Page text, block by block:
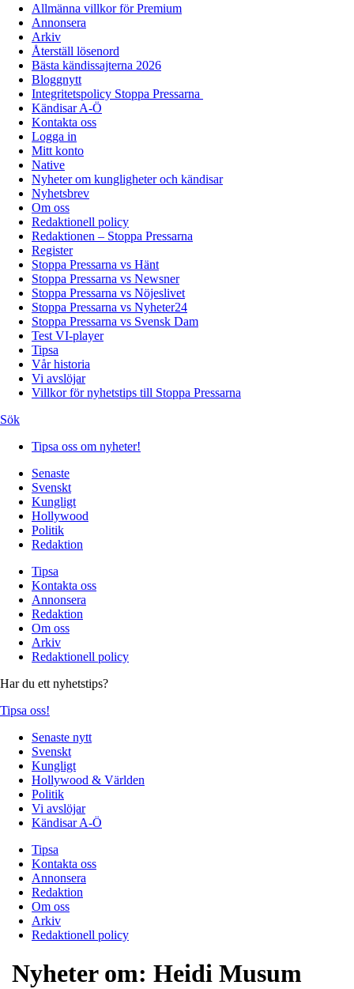
Allmänna villkor för Premium
Annonsera
Arkiv
Återställ lösenord
Bästa kändissajterna 2026
Bloggnytt
Integritetspolicy Stoppa Pressarna
Kändisar A-Ö
Kontakta oss
Logga in
Mitt konto
Native
Nyheter om kungligheter och kändisar
Nyhetsbrev
Om oss
Redaktionell policy
Redaktionen – Stoppa Pressarna
Register
Stoppa Pressarna vs Hänt
Stoppa Pressarna vs Newsner
Stoppa Pressarna vs Nöjeslivet
Stoppa Pressarna vs Nyheter24
Stoppa Pressarna vs Svensk Dam
Test VI-player
Tipsa
Vår historia
Vi avslöjar
Villkor för nyhetstips till Stoppa Pressarna
Sök
Tipsa oss om nyheter!
Senaste
Svenskt
Kungligt
Hollywood
Politik
Redaktion
Tipsa
Kontakta oss
Annonsera
Redaktion
Om oss
Arkiv
Redaktionell policy
Har du ett nyhetstips?
Tipsa oss!
Senaste nytt
Svenskt
Kungligt
Hollywood & Världen
Politik
Vi avslöjar
Kändisar A-Ö
Tipsa
Kontakta oss
Annonsera
Redaktion
Om oss
Arkiv
Redaktionell policy
Nyheter om: Heidi Musum